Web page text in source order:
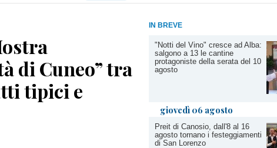
IN BREVE
"Notti del Vino" cresce ad Alba:
salgono a 13 le cantine
protagoniste della serata del 10
agosto
giovedì 06 agosto
Preit di Canosio, dall'8 al 16
agosto tornano i festeggiamenti
di San Lorenzo
di Cuneo” tra
tipici e